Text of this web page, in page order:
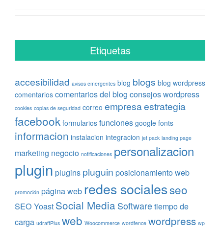
Etiquetas
accesibilidad avisos emergentes blog blogs blog wordpress
comentarios comentarios del blog consejos wordpress
cookies copias de seguridad correo empresaestrategia
facebook formularios funciones google fonts
informacion instalacion integracion jet pack landing page
marketing negocio notificaciones personalizacion
plugin plugins pluguin posicionamiento web
promoción página web redes socialesseo
SEO Yoast Social Media Softwaretiempo de
carga udraftPlus web Woocommerce wordfence wordpress wp